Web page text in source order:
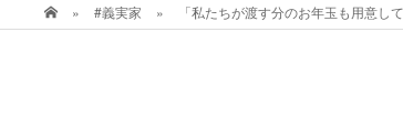
» #義実家 » 「私たちが渡す分のお年玉も用意し